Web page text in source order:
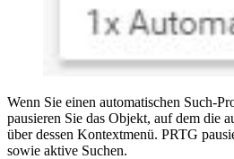
Wenn Sie einen automatischen Such-
pausieren Sie das Objekt, auf dem die
über dessen Kontextmenü. PRTG
sowie aktive Suchen.